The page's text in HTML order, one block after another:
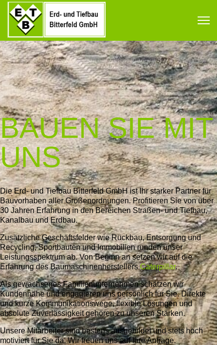
BAUEN SIE MIT
UNS
Die Erd- und Tiefbau Bitterfeld GmbH ist Ihr starker Partner für
Bauvorhaben aller Größenordnungen. Profitieren Sie von über
30 Jahren Erfahrung in den Bereichen Straßen- und Tiefbau,
Kanalbau und Erdbau.
Zusätzliche Geschäftsfelder wie Rückbau, Entsorgung und
Recycling, Sportbauten und Immobilien runden unser
Leistungsspektrum ab. Von Beginn an setzen wir auf die
Erfahrung des BaumaschinenherstellersCaterpillar.
Als gewachsenes Familienunternehmen schätzen wir
Kundennähe und engagieren uns persönlich für Sie. Direkte
und kurze Kommunikationswege, flexible Lösungen und
absolute Zuverlässigkeit gehören zu unseren Stärken.
Unsere Mitarbeiter sind bestens ausgebildet und stets hoch
motiviert für Sie da. Wir freuen uns auf Ihre Anfrage.